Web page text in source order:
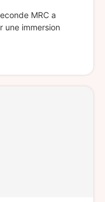
MRC a
une immersion